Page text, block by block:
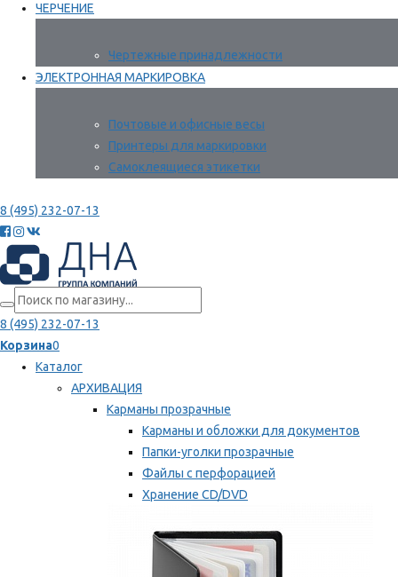
ЧЕРЧЕНИЕ
Чертежные принадлежности
ЭЛЕКТРОННАЯ МАРКИРОВКА
Почтовые и офисные весы
Принтеры для маркировки
Самоклеящиеся этикетки
8 (495) 232-07-13
8 (495) 232-07-13
Корзина0
Каталог
АРХИВАЦИЯ
Карманы прозрачные
Карманы и обложки для документов
Папки-уголки прозрачные
Файлы с перфорацией
Хранение CD/DVD
Мы рекомендуем